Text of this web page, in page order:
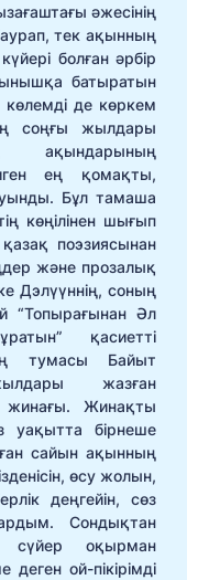
әжесінің
тек ақынның
болған әрбір
батыратын
де көркем
соңғы жылдары
ең қомақты,
Бұл тамаша
көңілінен шығып
поэзиясынан
және прозалық
Дэлүүннің, соның
“Топырағынан Әл
қасиетті
тумасы Байыт
жазған
жинағы. Жинақты
уақытта бірнеше
сайын ақынның
өсу жолын,
деңгейін, сөз
Сондықтан
сүйер оқырман
ой-пікірімді